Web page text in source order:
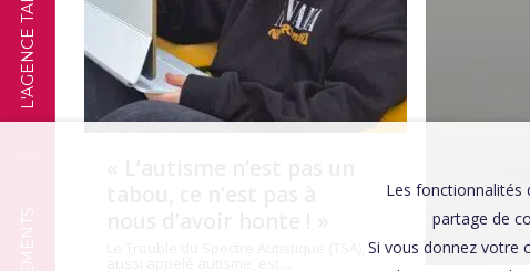
Les fonctionnalités
partage de
Si vous donnez votre